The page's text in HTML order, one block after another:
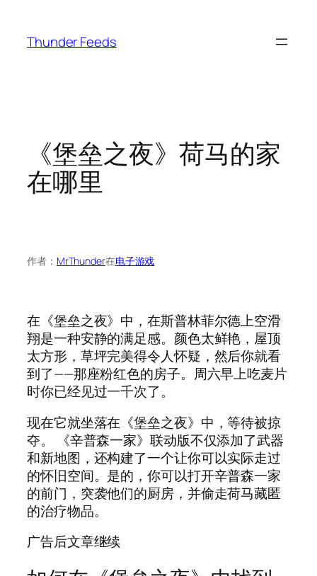
Thunder Feeds
《堡垒之夜》荷马的家
在哪里
作者： MrThunder在电子游戏
在《堡垒之夜》中，在斯普林菲尔德上空滑
翔是一种安静的满足感。颜色太鲜艳，屋顶
太方形，草坪完美得令人怀疑，然后你就看
到了——那座粉红色的房子。周六早上吃麦片
时你已经见过一千次了。
现在它就坐落在《堡垒之夜》中，等待被掠
夺。 《辛普森一家》联动版不仅添加了武器
和新地图，还构建了一个让你可以实际走过
的怀旧空间。是的，你可以打开辛普森一家
的前门，突袭他们的厨房，并偷走荷马藏匿
的治疗物品。
广告后文章继续